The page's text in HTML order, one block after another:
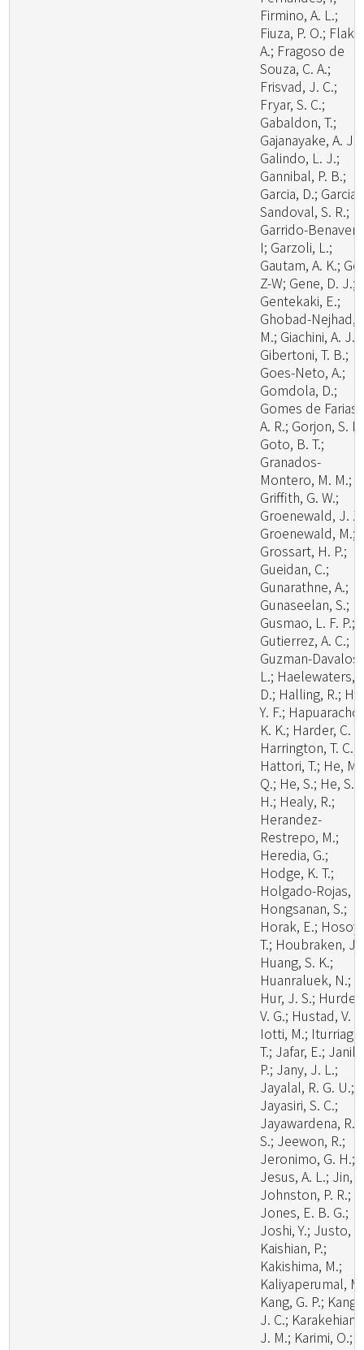
Firmino, A. L.;
Fiuza, P. O.;
A.; Fragoso de
Souza, C. A.;
Frisvad, J. C.;
Fryar, S. C.;
Gabaldon, T.;
Gajanayake, A. J.;
Galindo, L. J.;
Gannibal, P. B.;
Garcia, D.; Garcia-
Sandoval, S. R.;
Garrido-
I; Garzoli, L.;
Gautam, A. K.; Ge,
Z-W; Gene, D. J.;
Gentekaki, E.;
Ghobad-Nejhad,
M.; Giachini, A. J.;
Gibertoni, T. B.;
Goes-Neto, A.;
Gomdola, D.;
Gomes de Farias,
A. R.; Gorjon, S.
Goto, B. T.;
Granados-
Montero, M. M.;
Griffith, G. W.;
Groenewald, J.
Groenewald, M.;
Grossart, H. P.;
Gueidan, C.;
Gunarathne, A.;
Gunaseelan, S.;
Gusmao, L. F. P.;
Gutierrez, A. C.;
Guzman-Davalos,
L.; Haelewaters,
D.; Halling, R.;
Y. F.;
K. K.; Harder, C.
Harrington, T. C.;
Hattori, T.; He, M.
Q.; He, S.; He, S.
H.; Healy, R.;
Herandez-
Restrepo, M.;
Heredia, G.;
Hodge, K. T.;
Holgado-Rojas,
Hongsanan, S.;
Horak, E.;
T.; Houbraken, J.;
Huang, S. K.;
Huanraluek, N.;
Hur, J. S.;
V. G.; Hustad, V.
Iotti, M.; Iturriaga,
T.; Jafar, E.; Janik,
P.; Jany, J. L.;
Jayalal, R. G. U.;
Jayasiri, S. C.;
Jayawardena, R.
S.; Jeewon, R.;
Jeronimo, G. H.;
Jesus, A. L.; Jin,
Johnston, P. R.;
Jones, E. B. G.;
Joshi, Y.; Justo,
Kaishian, P.;
Kakishima, M.;
Kaliyaperumal,
Kang, G. P.; Kang,
J. C.; Karakehian,
J. M.; Karimi, O.;